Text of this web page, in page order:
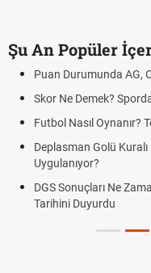
Şu An Popüler
Puan Durumunda AG,
Skor Ne Demek?
Futbol Nasıl Oynanır?
Deplasman Golü
Uygulanıyor?
DGS Sonuçları Ne
Tarihini Duyurdu